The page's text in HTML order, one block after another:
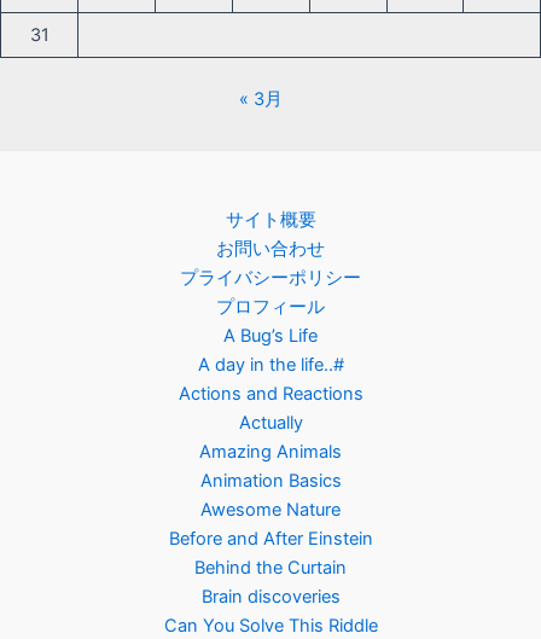
31
« 3月
サイト概要
お問い合わせ
プライバシーポリシー
プロフィール
A Bug’s Life
A day in the life..#
Actions and Reactions
Actually
Amazing Animals
Animation Basics
Awesome Nature
Before and After Einstein
Behind the Curtain
Brain discoveries
Can You Solve This Riddle